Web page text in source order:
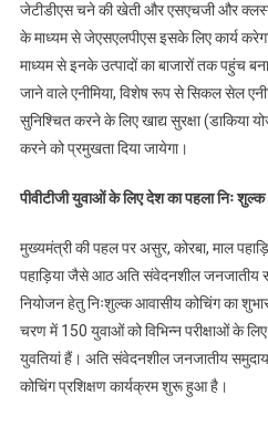
जेटीडीएस चने की खेती और एसएचजी और
के माध्यम से जेएसएलपीएस इसके लिए कार्य
माध्यम से इनके उत्पादों का बाजारों तक पहुंच
जाने वाले एनीमिया, विशेष रूप से सिकल सेल
सुनिश्चित करने के लिए खाद्य सुरक्षा (डाकिया
करने को प्रमुखता दिया जायेगा।
पीवीटीजी युवाओं के लिए देश का पहला निः
मुख्यमंत्री की पहल पर असुर, कोरबा, माल
पहाड़िया जैसे आठ अति संवेदनशील
नियोजन हेतु निःशुल्क आवासीय कोचिंग का
चरण में 150 युवाओं को विभिन्न परीक्षाओं के
युवतियां हैं। अति संवेदनशील जनजातीय
कोचिंग प्रशिक्षण कार्यक्रम शुरू हुआ है।